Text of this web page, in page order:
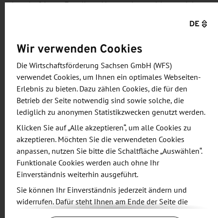
beschäftigen. Für diese Unternehmen bieten sich
Verabschiedung mehrerer Förderpakete sowie
und Klimaschutz in der Bevölkerung in den
nächsten Jahren Geschäftschancen in
verschiedenen Bereichen.
Interessierte Unternehmen können sich noch bis
zum 7. Februar für die Reise anmelden.
Interessensbekundung für CES 2025
Die CES als eine der weltweit wichtigsten Tech-
Fachmessen bietet die Plattform, um innovative
Entwicklungen in der Technologie- und
DE
Wir verwenden Cookies
Die Wirtschaftsförderung Sachsen GmbH (WFS)
verwendet Cookies, um Ihnen ein optimales Webseiten-
Erlebnis zu bieten. Dazu zählen Cookies, die für den
Betrieb der Seite notwendig sind sowie solche, die
lediglich zu anonymen Statistikzwecken genutzt werden.
Klicken Sie auf „Alle akzeptieren“, um alle Cookies zu
akzeptieren. Möchten Sie die verwendeten Cookies
anpassen, nutzen Sie bitte die Schaltfläche „Auswählen“.
Funktionale Cookies werden auch ohne Ihr
Einverständnis weiterhin ausgeführt.
Sie können Ihr Einverständnis jederzeit ändern und
widerrufen. Dafür steht Ihnen am Ende der Seite die